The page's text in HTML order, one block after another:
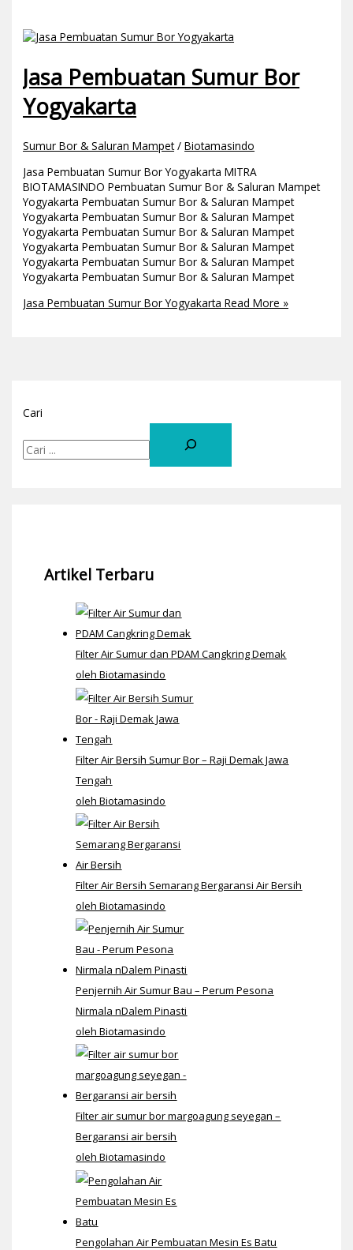
Jasa Pembuatan Sumur Bor
Yogyakarta
Sumur Bor & Saluran Mampet/Biotamasindo
Jasa Pembuatan Sumur Bor Yogyakarta MITRA
BIOTAMASINDO Pembuatan Sumur Bor & Saluran Mampet
Yogyakarta Pembuatan Sumur Bor & Saluran Mampet
Yogyakarta Pembuatan Sumur Bor & Saluran Mampet
Yogyakarta Pembuatan Sumur Bor & Saluran Mampet
Yogyakarta Pembuatan Sumur Bor & Saluran Mampet
Yogyakarta Pembuatan Sumur Bor & Saluran Mampet
Yogyakarta Pembuatan Sumur Bor & Saluran Mampet
Jasa Pembuatan Sumur Bor Yogyakarta Read More »
Cari
Artikel Terbaru
Filter Air Sumur dan PDAM Cangkring Demak
oleh Biotamasindo
Filter Air Bersih Sumur Bor – Raji Demak Jawa
Tengah
oleh Biotamasindo
Filter Air Bersih Semarang Bergaransi Air Bersih
oleh Biotamasindo
Penjernih Air Sumur Bau – Perum Pesona
Nirmala nDalem Pinasti
oleh Biotamasindo
Filter air sumur bor margoagung seyegan –
Bergaransi air bersih
oleh Biotamasindo
Pengolahan Air Pembuatan Mesin Es Batu